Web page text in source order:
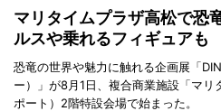
マリタイムプラザ高松で
ルスや乗れるフィギュアも
恐竜の世界や魅力に触れる企画展「
ー）」が8月1日、複合商業施設「マ
ポート）2階特設会場で始まった。